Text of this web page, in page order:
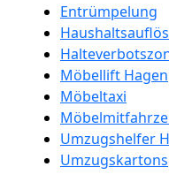
Entrümpelung
Möbellift Hagen
Möbeltaxi
Umzugshelfer
Umzugskartons